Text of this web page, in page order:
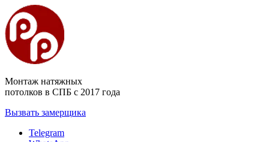
Монтаж натяжных
потолков в СПБ с 2017 года
Вызвать замерщика
Telegram